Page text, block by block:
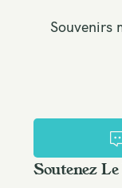
a
i
Souvenirs
Soutenez